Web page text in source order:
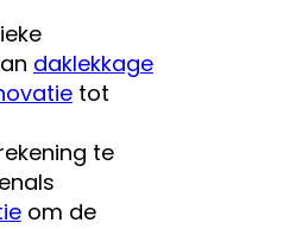
daklekkage
tot
te
om de